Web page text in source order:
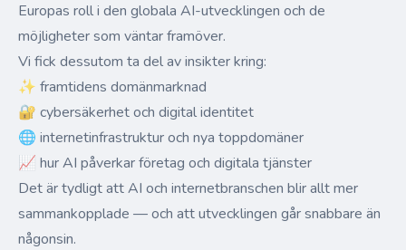
Europas roll i den globala AI-utvecklingen och de
möjligheter som väntar framöver.
Vi fick dessutom ta del av insikter kring:
✨ framtidens domänmarknad
🔐 cybersäkerhet och digital identitet
🌐 internetinfrastruktur och nya toppdomäner
📈 hur AI påverkar företag och digitala tjänster
Det är tydligt att AI och internetbranschen blir allt mer
sammankopplade — och att utvecklingen går snabbare än
någonsin.